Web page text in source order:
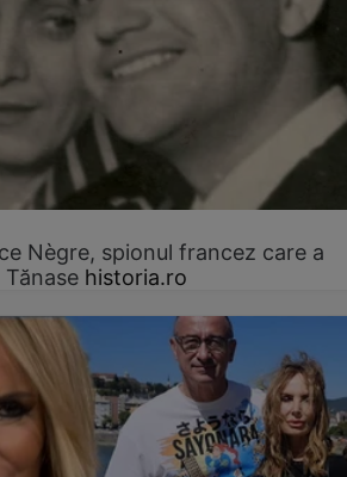
Nègre, spionul francez care a
historia.ro